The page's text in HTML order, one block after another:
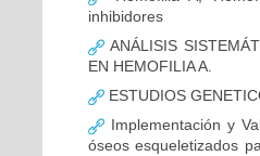
inhibidores
ANÁLISIS
EN HEMOFILIA A.
ESTUDIOS
Implementación y
óseos esqueletizados